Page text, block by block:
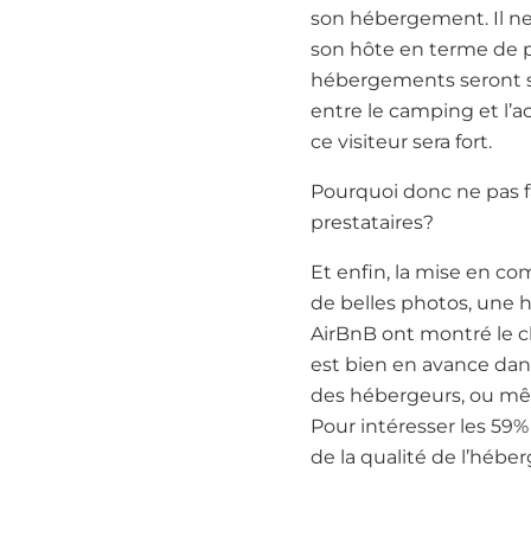
son hébergement. Il ne
son hôte en terme de
hébergements seront
entre le camping et
ce visiteur sera fort.
Pourquoi donc ne pas
prestataires?
Et enfin, la mise en
de belles photos, une
AirBnB ont montré le
est bien en avance
des hébergeurs, ou
Pour intéresser les
de la qualité de